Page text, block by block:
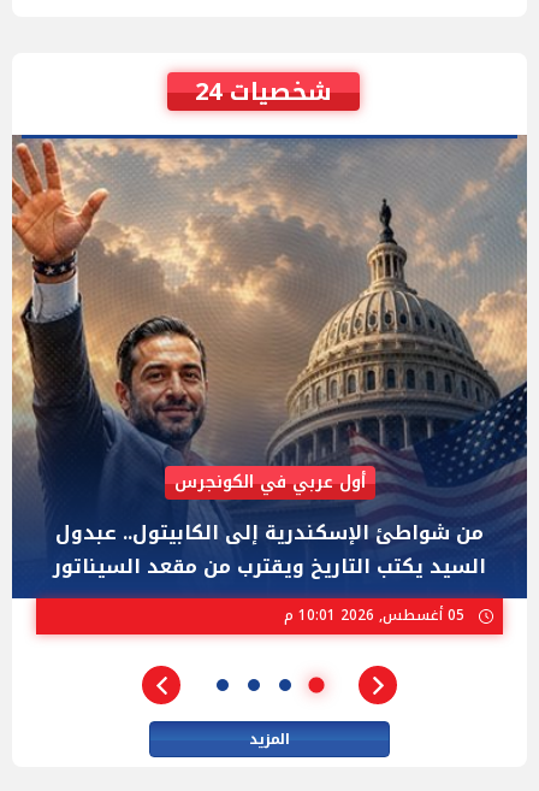
شخصيات 24
AIPAC رصدت 30 مليون دولار لإضعافه
"عبد الرحمن السيد" المصري الذى يواجه "هايلي
ستيفنز" وإيباك الاسرائيلية بإنتخابات ميشيجان
المزيد